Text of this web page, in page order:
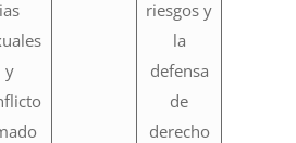
ias
y
riesgos y
la
defensa
de
derecho